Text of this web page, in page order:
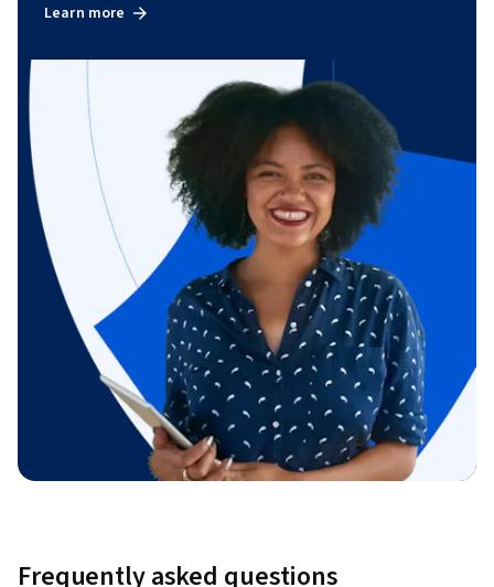
Learn more
Frequently asked questions